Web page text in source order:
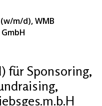
m/d), WMB
für Sponsoring,